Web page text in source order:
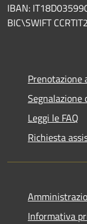
IBAN:
BIC\SWIFT
Prenotazione
Segnalazione
Leggi le FAQ
Richiesta
Informativa